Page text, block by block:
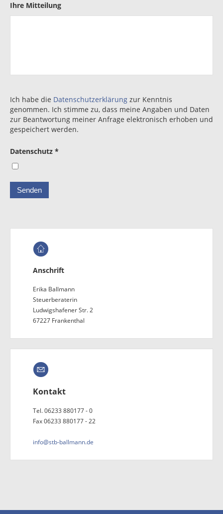
Ihre Mitteilung
Ich habe die Datenschutzerklärung zur Kenntnis
genommen. Ich stimme zu, dass meine Angaben und Daten
zur Beantwortung meiner Anfrage elektronisch erhoben und
gespeichert werden.
Datenschutz *
Anschrift
Erika Ballmann
Steuerberaterin
Ludwigshafener Str. 2
67227 Frankenthal
Kontakt
Tel. 06233 880177 - 0
Fax 06233 880177 - 22
info@stb-ballmann.de